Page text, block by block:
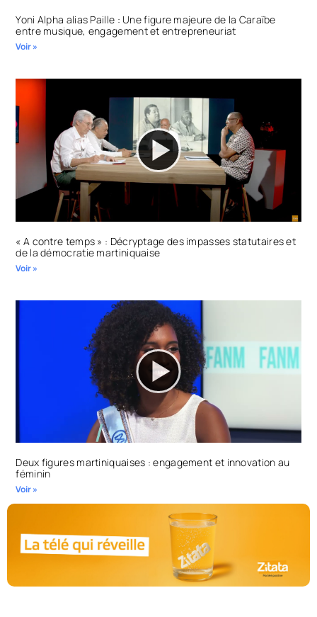
Yoni Alpha alias Paille : Une figure majeure de la Caraïbe
entre musique, engagement et entrepreneuriat
Voir »
« A contre temps » : Décryptage des impasses statutaires et
de la démocratie martiniquaise
Voir »
Deux figures martiniquaises : engagement et innovation au
féminin
Voir »